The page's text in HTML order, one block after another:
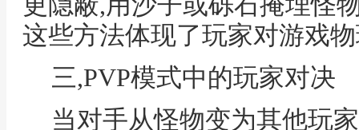
这些方法体现了玩家对游戏
三,PVP模式中的玩家对决
当对手从怪物变为其他玩